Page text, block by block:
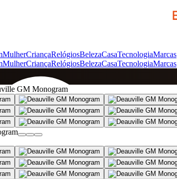
MulherCriançaRelógiosBelezaCasaTecnologiaMarcas
MulherCriançaRelógiosBelezaCasaTecnologiaMarcas
GM Monogram